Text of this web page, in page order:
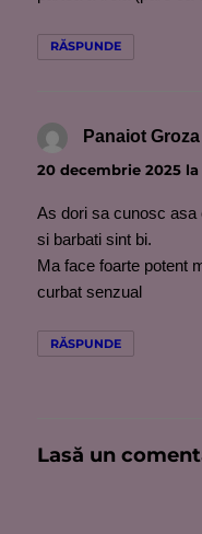
RĂSPUNDE
Panaiot Groza
20 decembrie 2025 la
As dori sa cunosc
si barbati sint bi.
Ma face foarte potent
curbat senzual
RĂSPUNDE
Lasă un